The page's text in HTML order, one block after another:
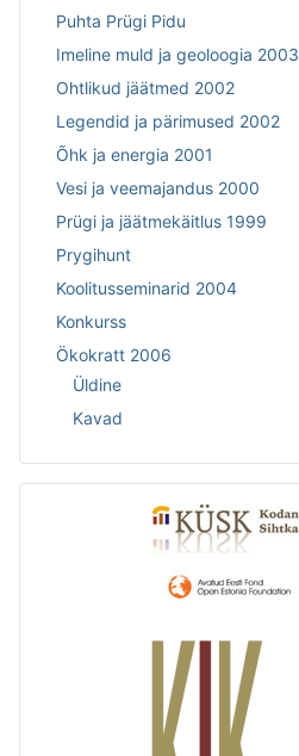
Puhta Prügi Pidu
Imeline muld ja geoloogia 2003
Ohtlikud jäätmed 2002
Legendid ja pärimused 2002
Õhk ja energia 2001
Vesi ja veemajandus 2000
Prügi ja jäätmekäitlus 1999
Prygihunt
Koolitusseminarid 2004
Konkurss
Ökokratt 2006
Üldine
Kavad